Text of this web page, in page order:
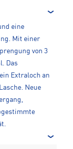
eine
Mit einer
von 3
Das
Extraloch an
Neue